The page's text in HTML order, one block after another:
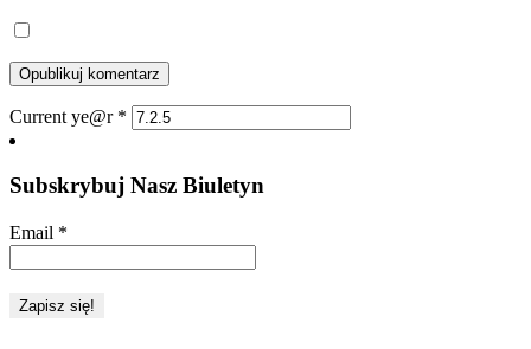
Current ye@r *
Subskrybuj Nasz Biuletyn
Email *